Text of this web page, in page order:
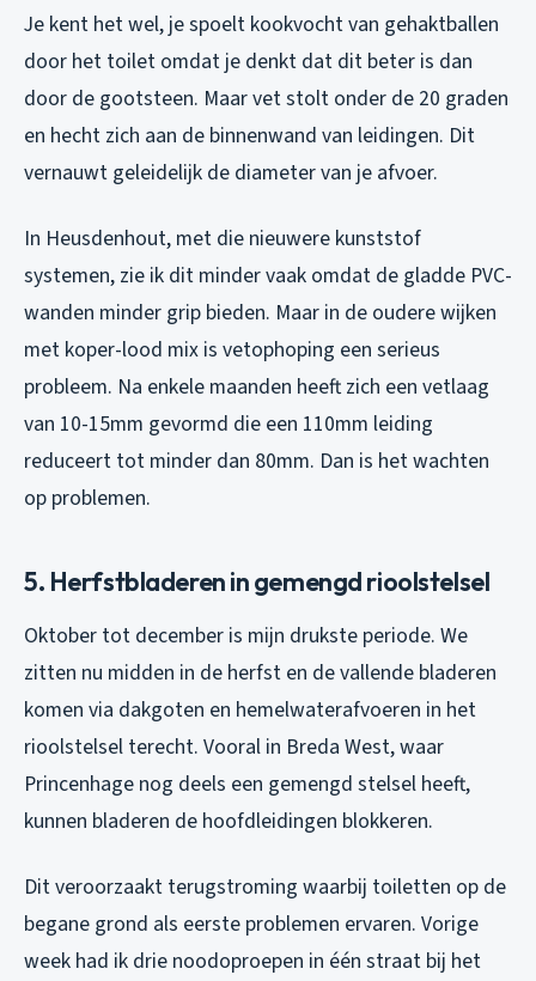
Je kent het wel, je spoelt kookvocht van gehaktballen
door het toilet omdat je denkt dat dit beter is dan
door de gootsteen. Maar vet stolt onder de 20 graden
en hecht zich aan de binnenwand van leidingen. Dit
vernauwt geleidelijk de diameter van je afvoer.
In Heusdenhout, met die nieuwere kunststof
systemen, zie ik dit minder vaak omdat de gladde PVC-
wanden minder grip bieden. Maar in de oudere wijken
met koper-lood mix is vetophoping een serieus
probleem. Na enkele maanden heeft zich een vetlaag
van 10-15mm gevormd die een 110mm leiding
reduceert tot minder dan 80mm. Dan is het wachten
op problemen.
5. Herfstbladeren in gemengd rioolstelsel
Oktober tot december is mijn drukste periode. We
zitten nu midden in de herfst en de vallende bladeren
komen via dakgoten en hemelwaterafvoeren in het
rioolstelsel terecht. Vooral in Breda West, waar
Princenhage nog deels een gemengd stelsel heeft,
kunnen bladeren de hoofdleidingen blokkeren.
Dit veroorzaakt terugstroming waarbij toiletten op de
begane grond als eerste problemen ervaren. Vorige
week had ik drie noodoproepen in één straat bij het